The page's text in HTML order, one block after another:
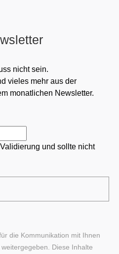
nicht sein.
vieles mehr aus der
monatlichen Newsletter.
und sollte nicht
die Kommunikation mit Ihnen
Diese Inhalte